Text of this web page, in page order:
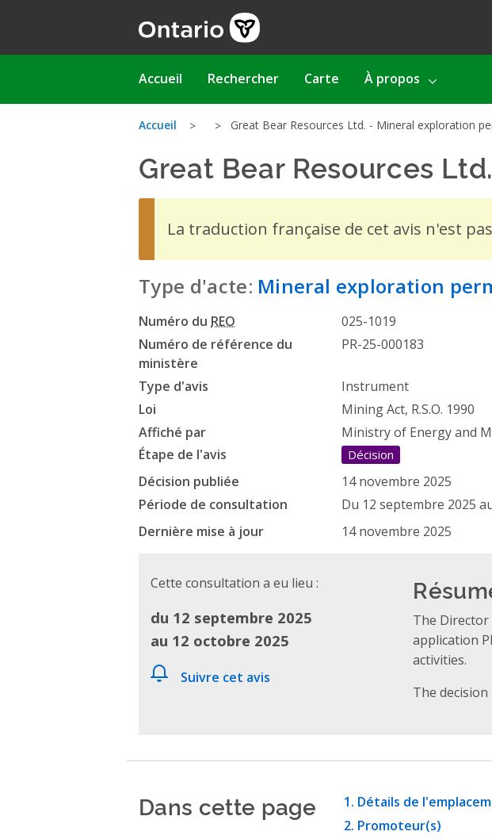
Main
Accueil Rechercher Carte À propos
Vous
êtes
ici
Accueil Great Bear Resources Ltd. - Mineral exploration
Great Bear Resources Ltd.
La traduction française de cet avis n'est
Type d'acte: Mineral exploration
Numéro du REO
025-1019
Numéro de référence du
ministère
PR-25-000183
Type d'avis
Instrument
Loi
Mining Act, R.S.O. 1990
Affiché par
Ministry of Energy and
Étape de l'avis
Décision
Décision publiée
14 novembre 2025
Période de consultation
Du 12 septembre 2025
Dernière mise à jour 14 novembre 2025
Cette consultation a eu lieu :
du 12 septembre 2025
au 12 octobre 2025
Suivre cet avis
The
application
activities.
The
Dans cette page
Détails de
Promoteur(s)